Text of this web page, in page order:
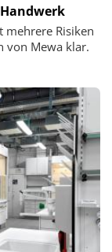
mehrere Risiken
von Mewa klar.